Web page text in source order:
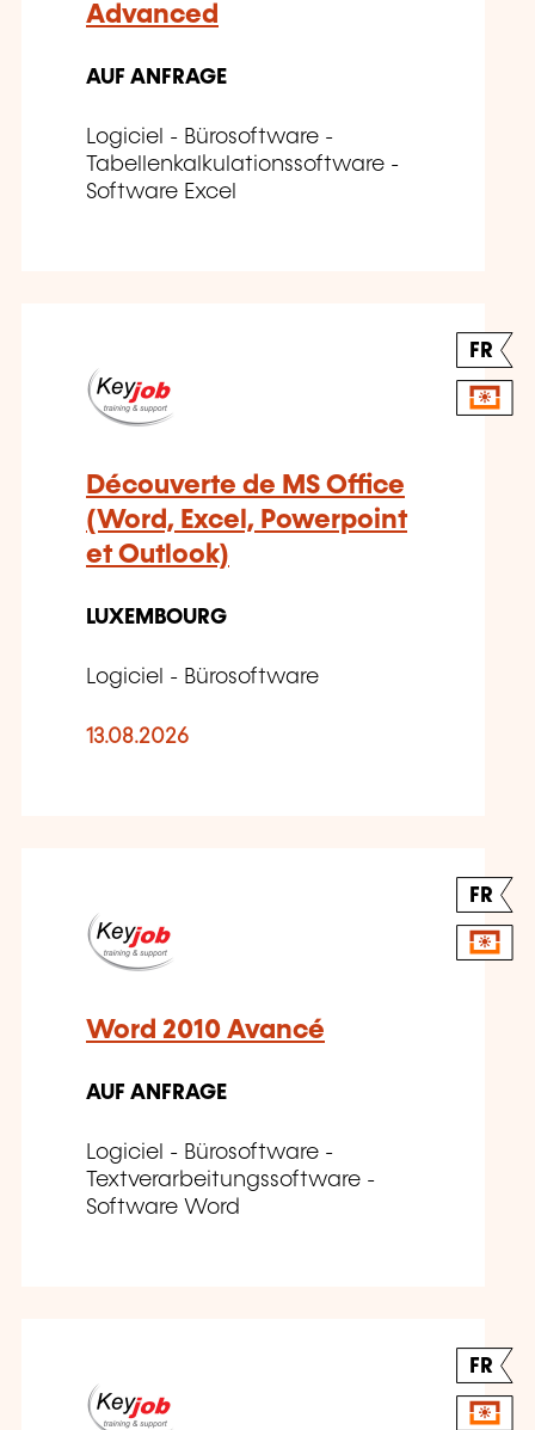
Advanced
AUF ANFRAGE
Logiciel - Bürosoftware -
Tabellenkalkulationssoftware -
Software Excel
FR
Découverte de MS Office
(Word, Excel, Powerpoint
et Outlook)
LUXEMBOURG
Logiciel - Bürosoftware
13.08.2026
FR
Word 2010 Avancé
AUF ANFRAGE
Logiciel - Bürosoftware -
Textverarbeitungssoftware -
Software Word
FR